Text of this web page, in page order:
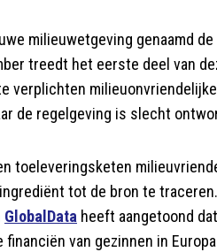
milieuwetgeving genaamd
treedt het eerste deel van
verplichten
de regelgeving is slecht
toeleveringsketen
tot de bron te
GlobalData heeft aangetoond
van gezinnen in